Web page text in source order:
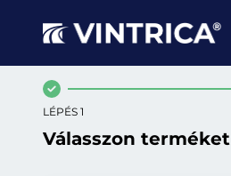
LÉPÉS 1
Válasszon terméket